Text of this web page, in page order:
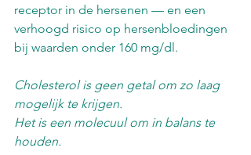
receptor in de hersenen — en een
verhoogd risico op hersenbloedingen
bij waarden onder 160 mg/dl.
Cholesterol is geen getal om zo laag
mogelijk te krijgen.
Het is een molecuul om in balans te
houden.